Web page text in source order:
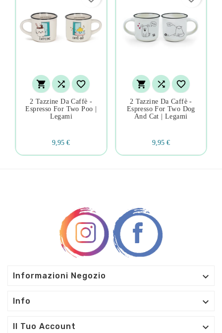
  
2 Tazzine Da Caffè -
Espresso For Two Poo |
Legami
9,95 €
  
2 Tazzine Da Caffè -
Espresso For Two Dog
And Cat | Legami
9,95 €
Informazioni Negozio 
Info 
Il Tuo Account 